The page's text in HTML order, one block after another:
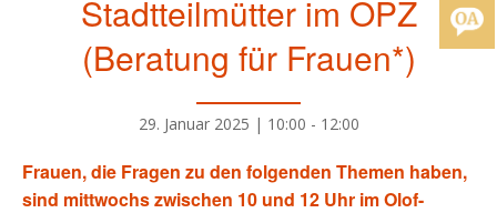
Stadtteilmütter im OPZ
(Beratung für Frauen*)
29. Januar 2025 | 10:00 - 12:00
Frauen, die Fragen zu den folgenden Themen haben,
sind mittwochs zwischen 10 und 12 Uhr im Olof-